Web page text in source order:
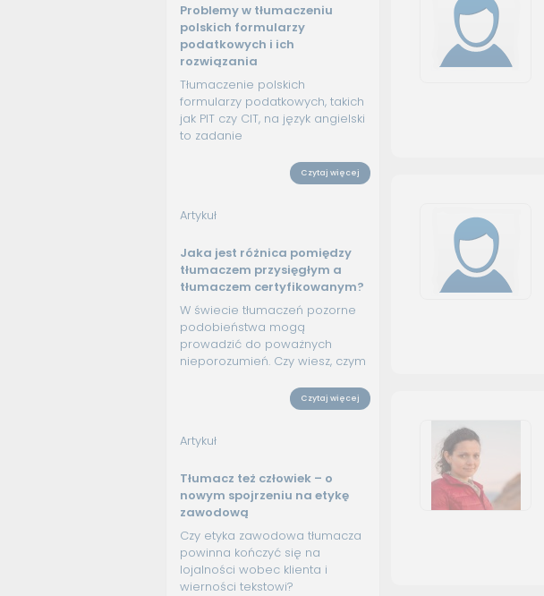
Problemy w tłumaczeniu
polskich formularzy
podatkowych i ich
rozwiązania
Tłumaczenie polskich
formularzy podatkowych, takich
jak PIT czy CIT, na język angielski
to zadanie
Czytaj więcej
Artykuł
Jaka jest różnica pomiędzy
tłumaczem przysięgłym a
tłumaczem certyfikowanym?
W świecie tłumaczeń pozorne
podobieństwa mogą
prowadzić do poważnych
nieporozumień. Czy wiesz, czym
Czytaj więcej
Artykuł
Tłumacz też człowiek – o
nowym spojrzeniu na etykę
zawodową
Czy etyka zawodowa tłumacza
powinna kończyć się na
lojalności wobec klienta i
wierności tekstowi?